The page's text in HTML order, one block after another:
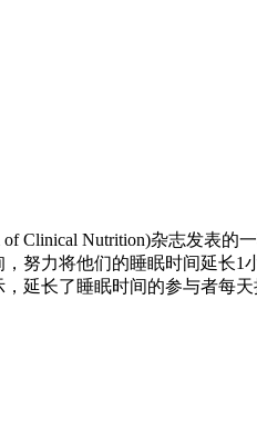
Clinical Nutrition)杂志发表的
努力将他们的睡眠时间延长1
延长了睡眠时间的参与者每天